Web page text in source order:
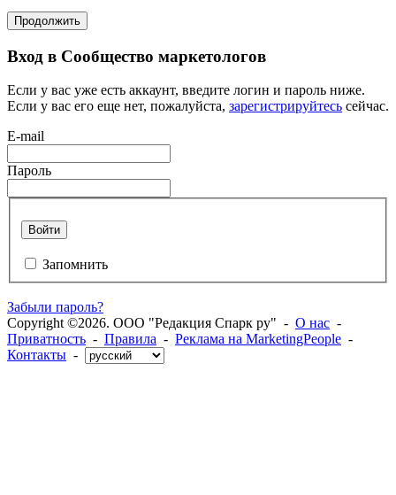
Продолжить
Вход в Сообщество маркетологов
Если у вас уже есть аккаунт, введите логин и пароль ниже.
Если у вас его еще нет, пожалуйста, зарегистрируйтесь сейчас.
E-mail
Пароль
Войти
Запомнить
Забыли пароль?
Copyright ©2026. ООО "Редакция Спарк ру" - О нас -
Приватность - Правила - Реклама на MarketingPeople -
Контакты -